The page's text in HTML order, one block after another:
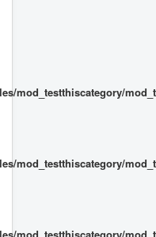
mod_testthiscategory/
mod_testthiscategory/